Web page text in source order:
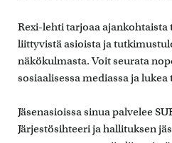
Rexi-lehti tarjoaa
liittyvistä asioista ja
näkökulmasta. Voit seurata
sosiaalisessa mediassa ja
Jäsenasioissa sinua palvelee
Järjestösihteeri ja hallituksen